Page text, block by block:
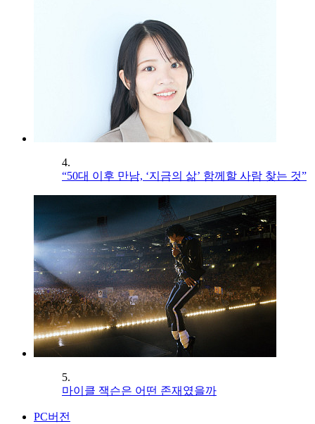
4.
“50대 이후 만남, ‘지금의 삶’ 함께할 사람 찾는 것”
5.
마이클 잭슨은 어떤 존재였을까
PC버전